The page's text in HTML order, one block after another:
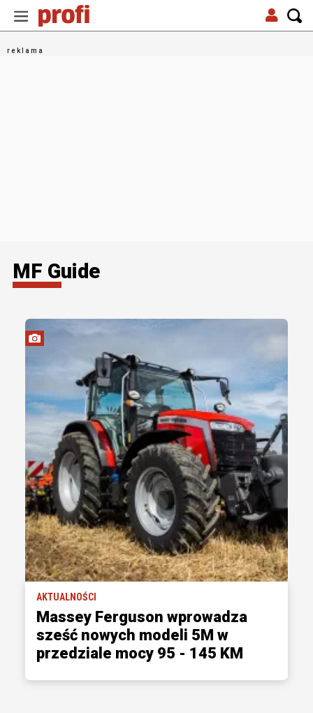
MF Guide
AKTUALNOŚCI
Massey Ferguson wprowadza
sześć nowych modeli 5M w
przedziale mocy 95 - 145 KM